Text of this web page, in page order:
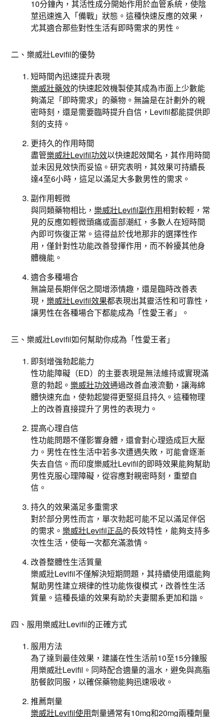
10分鐘內，其活性成分開始作用於血管系統，使陰
莖迅速進入「備戰」狀態。這種快速反應的效果，
尤其適合那些對性生活有即時需求的男性。
二、樂威壯Levifil的優勢
短時間內迅速提升表現
樂威壯藥效的快速起效機製使其成為市面上少數能
夠滿足「即時需求」的藥物。無論是在計劃外的親
密時刻，還是需要臨時提升自信，Levifil都能提供即
刻的支持。
更持久的作用時間
盡管樂威壯Levifil功效以快速起效聞名，其作用時間
並未因見效快而妥協。研究表明，其效果可持續長
達4至6小時，這足以滿足大多數男性的需求。
副作用輕微
與同類藥物相比，樂威壯Levifil副作用相對較輕，常
見的反應如輕微頭痛或面部潮紅，多數人在短時間
內即可恢復正常。這得益於伐地那非的選擇性作
用，僅針對性功能改善發揮作用，而不幹擾其他身
體機能。
適合多種場合
無論是長期伴侶之間增添情趣，還是臨時改善表
現，樂威壯Levifil效果都表現出其靈活性和可靠性，
讓男性在各種場合下都能成為「性愛王者」。
三、樂威壯Levifil如何幫助你成為「性愛王者」
即刻增強勃起能力
性功能障礙（ED）的主要表現是無法維持或實現滿
意的勃起。樂威壯功效通過改善血液流動，讓海綿
體快速充血，使勃起變得更堅挺且持久。這種物理
上的改善直接提升了男性的表現力。
提高心理自信
性功能問題不僅影響身體，還會對心理造成巨大壓
力。男性在性生活中若多次遭遇失敗，可能會逐漸
失去自信。而印度樂威壯Levifil的即時效果能夠幫助
男性克服心理障礙，從容應對親密時刻，重塑自
信。
持久的效果滿足多重需求
對於部分男性而言，單次勃起可能不足以滿足伴侶
的需求。樂威壯Levifil正品的長效特性，能夠支持多
次性生活，使每一次都充滿激情。
改善整體性生活質量
樂威壯Levifil不僅解決短期問題，其持續使用還能夠
幫助男性建立規律的性功能恢復模式，改善性生活
質量。這種長遠的效果有助於夫妻關系更加和諧。
四、服用樂威壯Levifil的正確方式
服用方法
為了達到最佳效果，建議在性生活前10至15分鐘服
用樂威壯Levifil。同時配合適量的溫水，避免與高脂
肪餐飲同服，以確保藥物能夠迅速吸收。
推薦劑量
樂威壯Levifil使用劑量通常有10mg和20mg兩種劑量